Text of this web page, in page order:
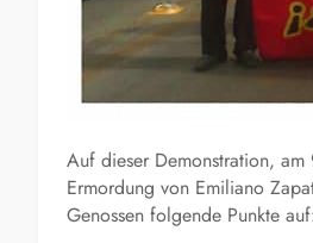
Auf dieser Demonstration, am
Ermordung von Emiliano
Genossen folgende Punkte